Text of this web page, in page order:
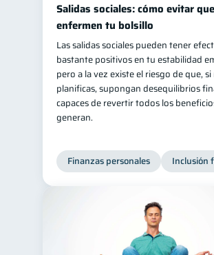
Salidas sociales: cómo evitar que
enfermen tu bolsillo
Las salidas sociales pueden tener
bastante positivos en tu estabilidad
pero a la vez existe el riesgo de que,
planificas, supongan desequilibrios
capaces de revertir todos los
generan.
Finanzas personales Inclusión